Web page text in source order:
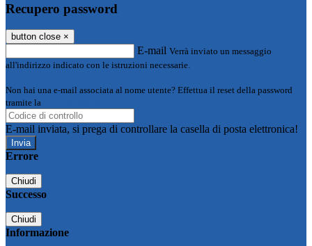
Recupero password
button close ×
E-mail Verrà inviato un messaggio
all'indirizzo indicato con le istruzioni necessarie.
Non hai una e-mail associata al nome utente? Effettua il reset della password
tramite la
E-mail inviata, si prega di controllare la casella di posta elettronica!
Errore
Chiudi
Successo
Chiudi
Informazione